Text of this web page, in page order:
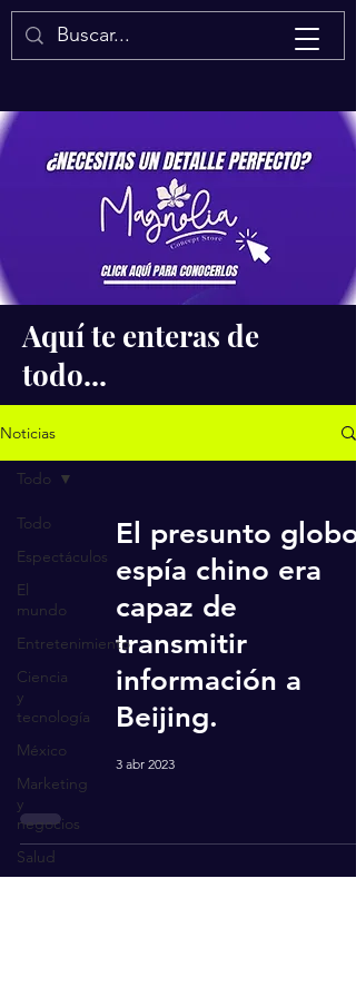
Isaac Quintal
Aquí te enteras de
todo...
Noticias
Todo
Espectáculos
El
mundo
Entretenimiento
Ciencia
y
tecnología
México
Marketing
y
negocios
Salud
Todo
El presunto globo
espía chino era
capaz de
transmitir
información a
Beijing.
3 abr 2023